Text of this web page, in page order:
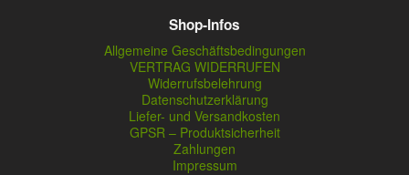
Shop-Infos
Allgemeine Geschäftsbedingungen
VERTRAG WIDERRUFEN
Widerrufsbelehrung
Datenschutzerklärung
Liefer- und Versandkosten
GPSR – Produktsicherheit
Zahlungen
Impressum